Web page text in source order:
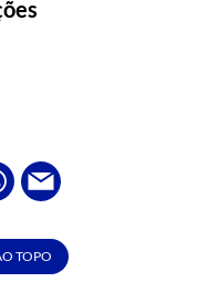
TOPO